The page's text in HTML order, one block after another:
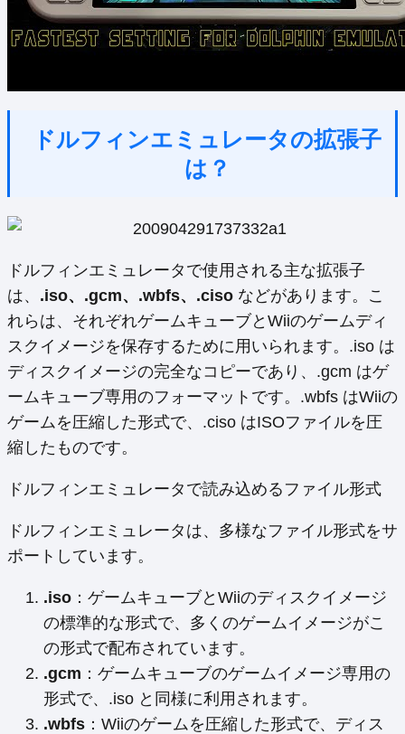
ドルフィンエミュレータの拡張子
は？
ドルフィンエミュレータで使用される主な拡張子
は、 .iso、.gcm、.wbfs、.ciso などがあります。こ
れらは、それぞれゲームキューブとWiiのゲームディ
スクイメージを保存するために用いられます。.iso は
ディスクイメージの完全なコピーであり、.gcm はゲ
ームキューブ専用のフォーマットです。.wbfs はWiiの
ゲームを圧縮した形式で、.ciso はISOファイルを圧
縮したものです。
ドルフィンエミュレータで読み込めるファイル形式
ドルフィンエミュレータは、多様なファイル形式をサ
ポートしています。
.iso ：ゲームキューブとWiiのディスクイメージ
の標準的な形式で、多くのゲームイメージがこ
の形式で配布されています。
.gcm ：ゲームキューブのゲームイメージ専用の
形式で、.iso と同様に利用されます。
.wbfs ：Wiiのゲームを圧縮した形式で、ディス